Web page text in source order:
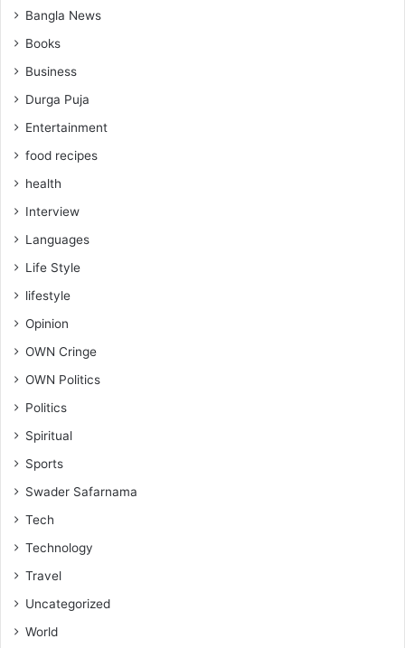
Bangla News
Books
Business
Durga Puja
Entertainment
food recipes
health
Interview
Languages
Life Style
lifestyle
Opinion
OWN Cringe
OWN Politics
Politics
Spiritual
Sports
Swader Safarnama
Tech
Technology
Travel
Uncategorized
World